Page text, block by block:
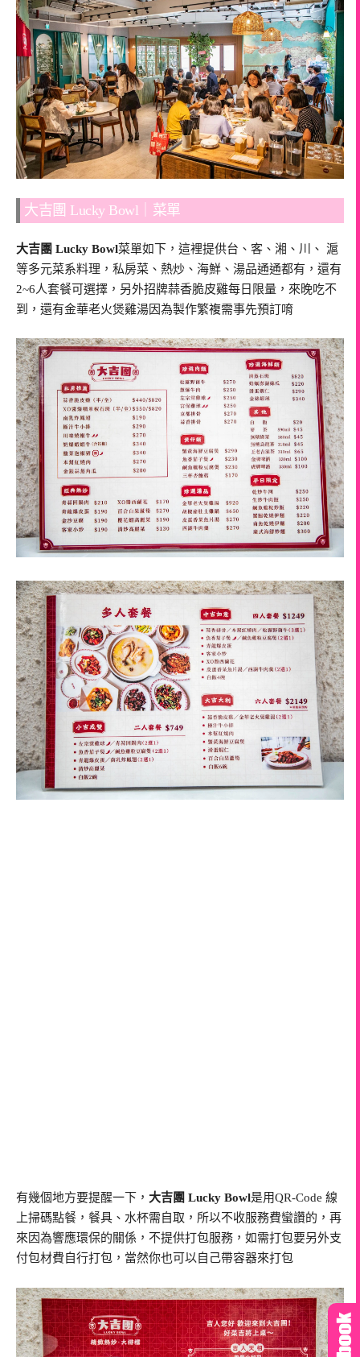
大吉團 Lucky Bowl｜菜單
大吉團 Lucky Bowl菜單如下，這裡提供台、客、湘、川、 滬
等多元菜系料理，私房菜、熱炒、海鮮、湯品通通都有，還有
2~6人套餐可選擇，另外招牌蒜香脆皮雞每日限量，來晚吃不
到，還有金華老火煲雞湯因為製作繁複需事先預訂唷
有幾個地方要提醒一下， 大吉團 Lucky Bowl是用QR-Code 線
上掃碼點餐，餐具、水杯需自取，所以不收服務費蠻讚的，再
來因為響應環保的關係，不提供打包服務，如需打包要另外支
付包材費自行打包，當然你也可以自己帶容器來打包